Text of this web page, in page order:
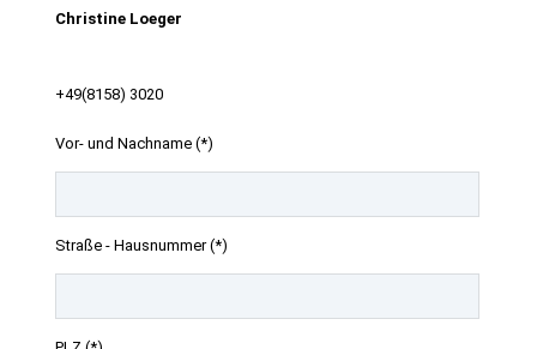
Christine Loeger
+49(8158) 3020
Vor- und Nachname (*)
Straße - Hausnummer (*)